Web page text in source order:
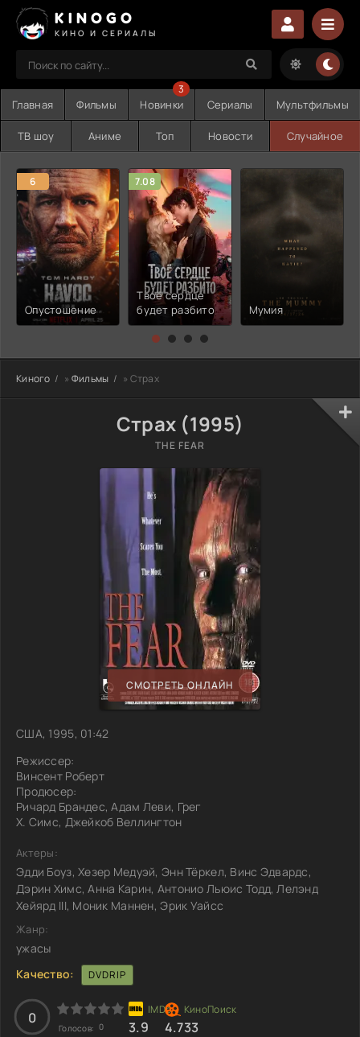
KINOGO
КИНО И СЕРИАЛЫ
Главная Фильмы Новинки
3
Сериалы Мультфильмы
ТВ шоу Аниме Топ Новости Случайное
6
Опустошение
7.08
Твоё сердце
будет разбито
Мумия
Киного » Фильмы » Страх
Страх (1995)
THE FEAR
СМОТРЕТЬ ОНЛАЙН
США, 1995, 01:42
Режиссер:
Винсент Роберт
Продюсер:
Ричард Брандес, Адам Леви, Грег
Х. Симс, Джейкоб Веллингтон
Актеры:
Эдди Боуз, Хезер Медуэй, Энн Тёркел, Винс Эдвардс,
Дэрин Химс, Анна Карин, Антонио Льюис Тодд, Лелэнд
Хейярд III, Моник Маннен, Эрик Уайсс
Жанр:
ужасы
Качество:
DVDRIP
0
Голосов: 0 3.9 4.733